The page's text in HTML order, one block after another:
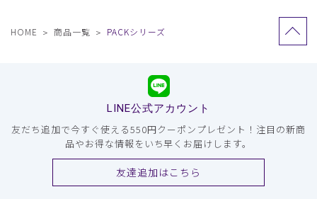
HOME 商品一覧 PACKシリーズ
LINE公式アカウント
友だち追加で今すぐ使える550円クーポンプレゼント！注目の新商
品やお得な情報をいち早くお届けします。
友達追加はこちら